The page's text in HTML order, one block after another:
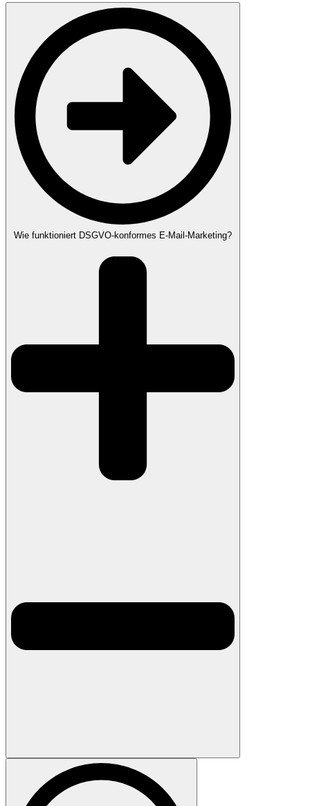
Wie funktioniert DSGVO-konformes E-Mail-Marketing?